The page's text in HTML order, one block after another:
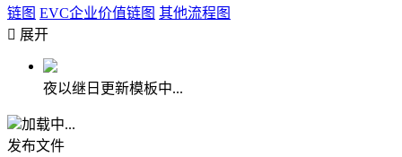
链图 EVC企业价值链图 其他流程图
 展开
夜以继日更新模板中...
加载中...
发布文件